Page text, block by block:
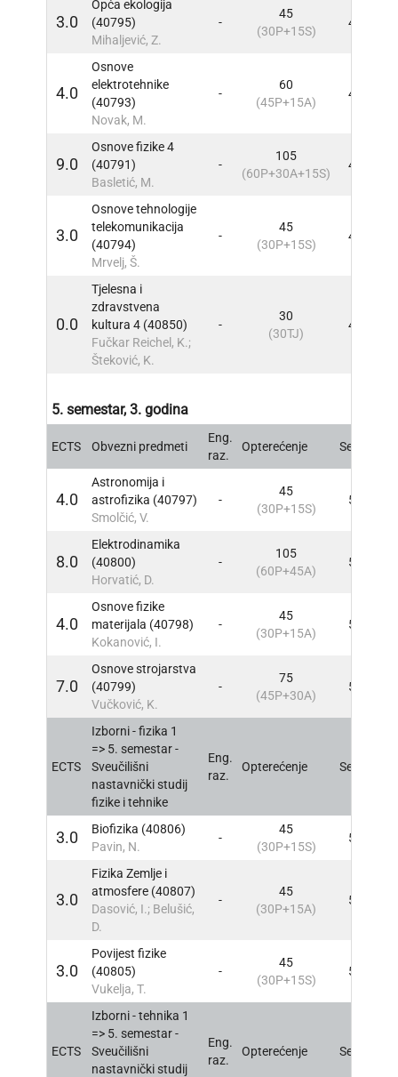
3.0
Opća ekologija
(40795)
Mihaljević, Z.
-
45
(30P+15S)
4
4.0
Osnove
elektrotehnike
(40793)
Novak, M.
-
60
(45P+15A)
4
9.0
Osnove fizike 4
(40791)
Basletić, M.
-
105
(60P+30A+15S)
4
3.0
Osnove tehnologije
telekomunikacija
(40794)
Mrvelj, Š.
-
45
(30P+15S)
4
0.0
Tjelesna i
zdravstvena
kultura 4 (40850)
Fučkar Reichel, K.;
Šteković, K.
-
30
(30TJ)
4
5. semestar, 3. godina
ECTS Obvezni predmeti
Eng.
raz.
Opterećenje Sem
4.0
Astronomija i
astrofizika (40797)
Smolčić, V.
-
45
(30P+15S)
5
8.0
Elektrodinamika
(40800)
Horvatić, D.
-
105
(60P+45A)
5
4.0
Osnove fizike
materijala (40798)
Kokanović, I.
-
45
(30P+15A)
5
7.0
Osnove strojarstva
(40799)
Vučković, K.
-
75
(45P+30A)
5
ECTS
Izborni - fizika 1
=> 5. semestar -
Sveučilišni
nastavnički studij
fizike i tehnike
Eng.
raz.
Opterećenje Sem
3.0
Biofizika (40806)
Pavin, N.
-
45
(30P+15S)
5
3.0
Fizika Zemlje i
atmosfere (40807)
Dasović, I.; Belušić,
D.
-
45
(30P+15A)
5
3.0
Povijest fizike
(40805)
Vukelja, T.
-
45
(30P+15S)
5
ECTS
Izborni - tehnika 1
=> 5. semestar -
Sveučilišni
nastavnički studij
Eng.
raz.
Opterećenje Sem